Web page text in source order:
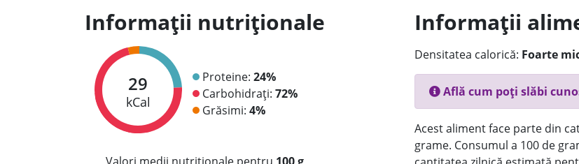
Informații nutriționale
29
kCal
Proteine: 24%
Carbohidrați: 72%
Grăsimi: 4%
Informații
Densitatea calorică: Foarte
Află cum poți slăbi
Acest aliment face parte din
grame. Consumul a 100 de